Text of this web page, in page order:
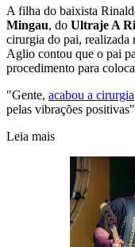
A filha do baixista
Mingau, do Ultraje A
cirurgia do pai, realizada
Aglio contou que o pai
procedimento para
"Gente, acabou a cirurgia
pelas vibrações
Leia mais